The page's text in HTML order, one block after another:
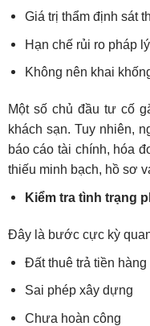
Giá trị thẩm định sát
Hạn chế rủi ro pháp lý
Không nên khai
Một số chủ đầu tư cố
khách sạn. Tuy nhiên,
báo cáo tài chính, hóa
thiếu minh bạch, hồ sơ
Kiểm tra tình trạng
Đây là bước cực kỳ
Đất thuê trả tiền hàng
Sai phép xây dựng
Chưa hoàn công